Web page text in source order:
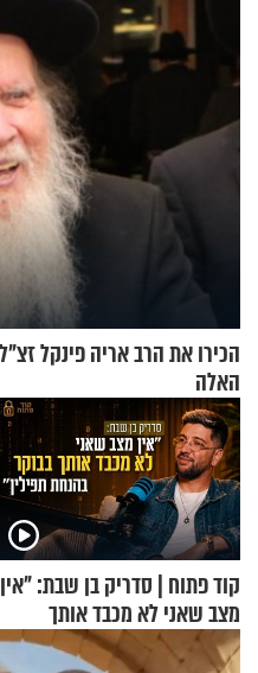
האלה
קוד פתוח | סדריק בן שבת: "אין
מצב שאני לא מכבד אותך
בבוקר בהנחת תפילין"